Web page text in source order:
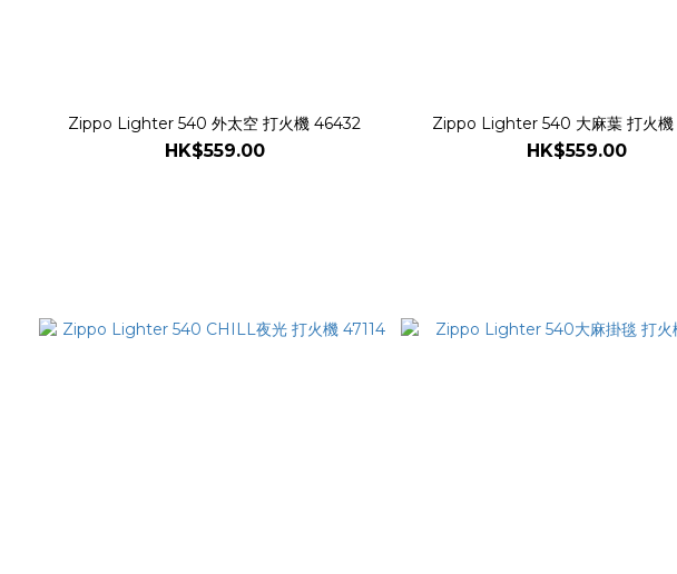
Zippo Lighter 540 外太空 打火機 46432
HK$559.00
Zippo Lighter 540 大麻葉 打火機
HK$559.00